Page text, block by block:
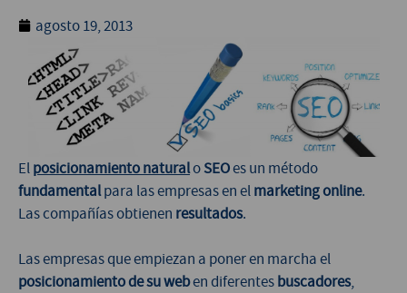
agosto 19, 2013
Elposicionamiento naturaloSEOes un método
fundamentalpara las empresas en elmarketing online.
Las compañías obtienen resultados.
Las empresas que empiezan a poner en marcha el
posicionamiento de su weben diferentesbuscadores,